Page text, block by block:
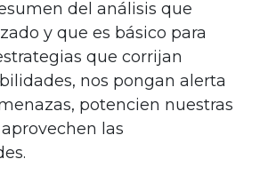
del análisis que
y que es básico para
que corrijan
nos pongan alerta
potencien nuestras
las